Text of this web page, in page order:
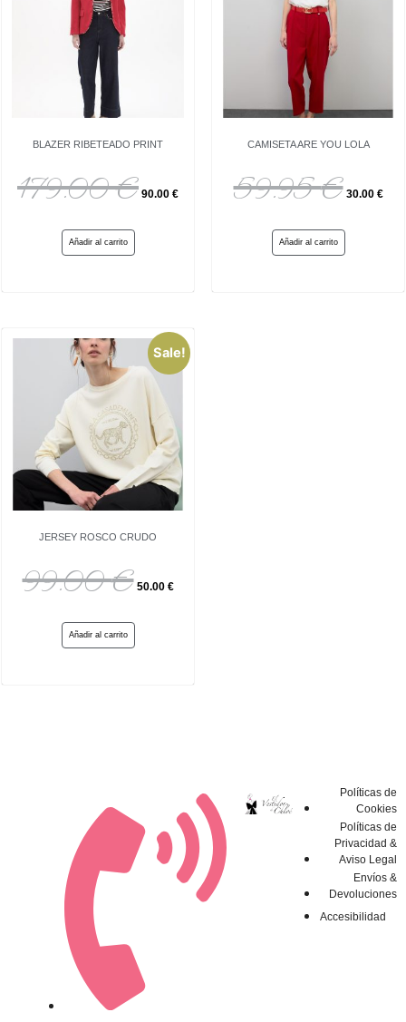
BLAZER RIBETEADO PRINT
179.00€ 90.00 €
Añadir al carrito
CAMISETA ARE YOU LOLA
59.95€ 30.00 €
Añadir al carrito
Sale!
JERSEY ROSCO CRUDO
99.00€ 50.00 €
Añadir al carrito
Políticas de
Cookies
Políticas de
Privacidad &
Aviso Legal
Envíos &
Devoluciones
Accesibilidad